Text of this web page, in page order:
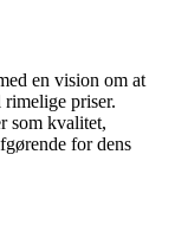
en vision om at
priser.
som kvalitet,
for dens